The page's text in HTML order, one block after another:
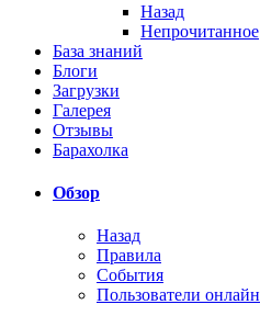
Назад
Непрочитанное
База знаний
Блоги
Загрузки
Галерея
Отзывы
Барахолка
Обзор
Назад
Правила
События
Пользователи онлайн